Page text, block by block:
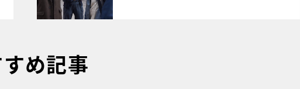
め記事